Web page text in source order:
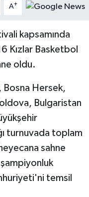
A+
kapsamında
Kızlar Basketbol
oldu.
Bosna Hersek,
Bulgaristan
turnuvada toplam
sahne
temsil